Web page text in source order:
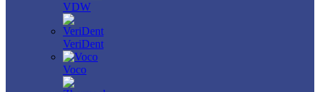
VDW
VeriDent
Voco